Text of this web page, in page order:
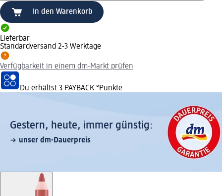
In den Warenkorb
Lieferbar
Standardversand 2-3 Werktage
Verfügbarkeit in einem dm-Markt prüfen
Du erhältst 3 PAYBACK °Punkte
Gestern, heute, immer günstig:
unser dm-Dauerpreis